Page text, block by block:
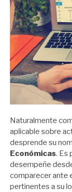
Naturalmente
aplicable sobre
desprende su
Económicas. Es
desempeñe
comparecer ante
pertinentes a su